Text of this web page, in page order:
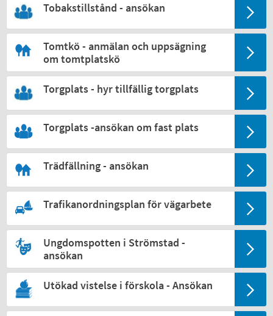
Tobakstillstånd - ansökan
Tomtkö - anmälan och uppsägning
om tomtplatskö
Torgplats - hyr tillfällig torgplats
Torgplats -ansökan om fast plats
Trädfällning - ansökan
Trafikanordningsplan för vägarbete
Ungdomspotten i Strömstad -
ansökan
Utökad vistelse i förskola - Ansökan